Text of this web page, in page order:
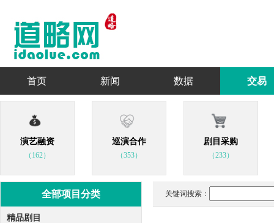
首页 新闻 数据 交易
演艺融资
（162）
巡演合作
（353）
剧目采购
（233）
全部项目分类
精品剧目
关键词搜索：